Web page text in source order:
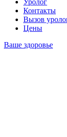
Контакты
Вызов
Цены
Ваше здоровье